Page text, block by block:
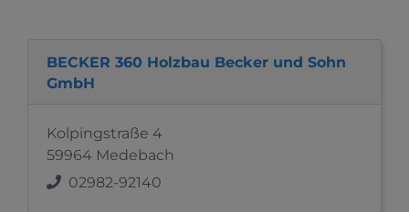
BECKER 360 Holzbau Becker und Sohn
GmbH
Kolpingstraße 4
59964 Medebach
02982-92140